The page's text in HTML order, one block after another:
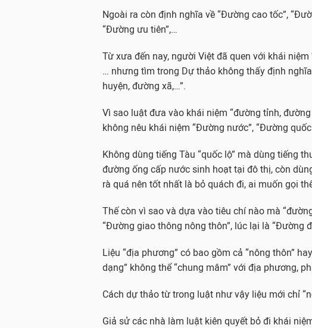
Ngoài ra còn định nghĩa về “Đường cao tốc”,
“Đường ưu tiên”,…
Từ xưa đến nay, người Việt đã quen với khái niệm
… nhưng tìm trong Dự thảo không thấy định
huyện, đường xã,…”.
Vì sao luật đưa vào khái niệm “đường tỉnh,
không nêu khái niệm “Đường nước”, “Đường
Không dùng tiếng Tàu “quốc lộ” mà dùng tiếng
đường ống cấp nước sinh hoạt tại đô thị, còn
rà quá nên tốt nhất là bỏ quách đi, ai muốn gọi
Thế còn vì sao và dựa vào tiêu chí nào mà
“Đường giao thông nông thôn”, lúc lại là “Đường
Liệu “địa phương” có bao gồm cả “nông thôn”
dạng” không thể “chung mâm” với địa phương,
Cách dự thảo từ trong luật như vậy liệu mới chỉ
Giả sử các nhà làm luật kiên quyết bỏ đi khái